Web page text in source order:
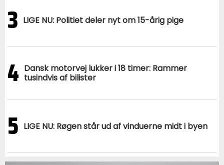
3 LIGE NU: Politiet deler nyt om 15-årig pige
4 Dansk motorvej lukker i 18 timer: Rammer
tusindvis af bilister
5 LIGE NU: Røgen står ud af vinduerne midt i byen